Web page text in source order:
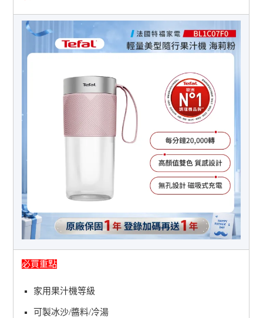
必買重點
家用果汁機等級
可製冰沙/醬料/冷湯